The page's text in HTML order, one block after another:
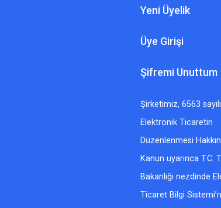
Yeni Üyelik
Üye Girişi
Şifremi Unuttum
Şirketimiz, 6563 sayılı
Elektronik Ticaretin
Düzenlenmesi
Kanun uyarınca T.C.
Bakanlığı nezdinde
Ticaret Bilgi